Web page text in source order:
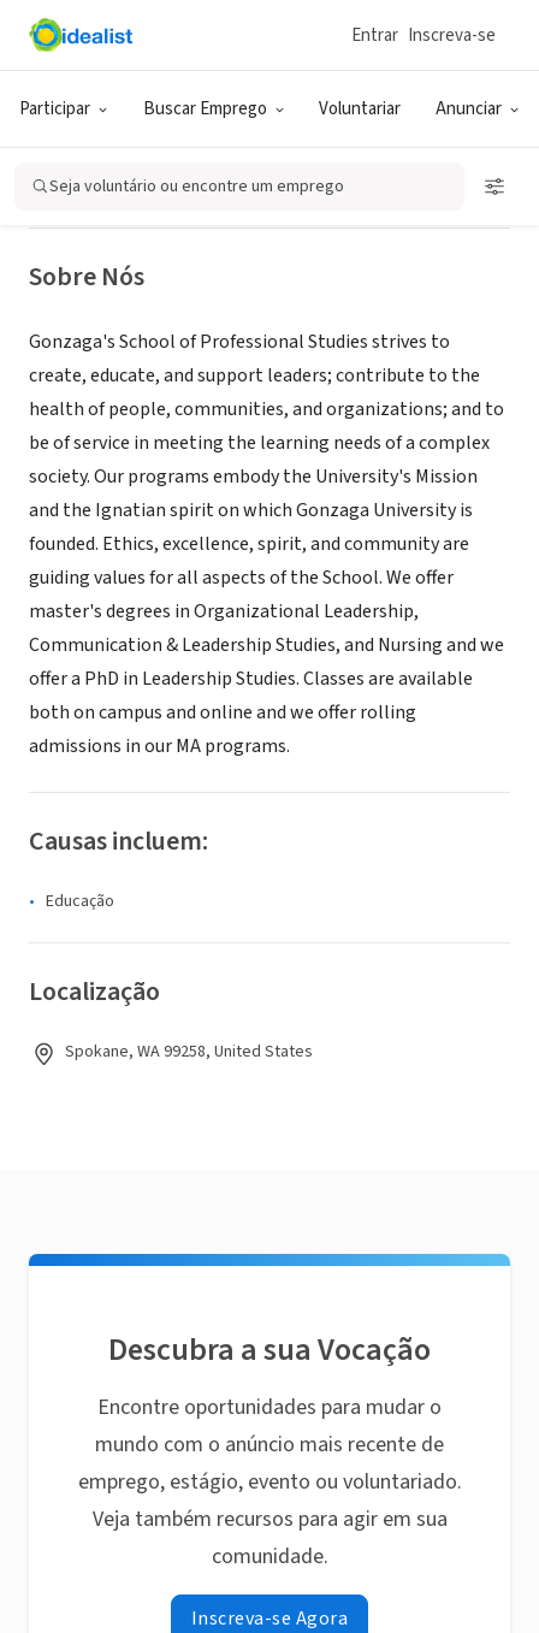
Participar Buscar Emprego Voluntariar Anunciar
Entrar Inscreva-se
Seja voluntário ou encontre um emprego
ONG (SETOR SOCIAL)
Gonzaga University - School of
Professional Studies
Spokane, WA|www.gonzaga.edu
Sobre Nós
Gonzaga's School of Professional Studies strives to
create, educate, and support leaders; contribute to the
health of people, communities, and organizations; and to
be of service in meeting the learning needs of a complex
society. Our programs embody the University's Mission
and the Ignatian spirit on which Gonzaga University is
founded. Ethics, excellence, spirit, and community are
guiding values for all aspects of the School. We offer
master's degrees in Organizational Leadership,
Communication & Leadership Studies, and Nursing and we
offer a PhD in Leadership Studies. Classes are available
both on campus and online and we offer rolling
admissions in our MA programs.
Causas incluem:
Educação
Localização
Spokane, WA 99258, United States
Descubra a sua Vocação
Encontre oportunidades para mudar o
mundo com o anúncio mais recente de
emprego, estágio, evento ou voluntariado.
Veja também recursos para agir em sua
comunidade.
Inscreva-se Agora